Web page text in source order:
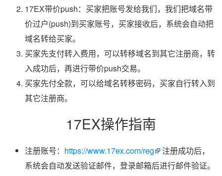
17EX带价push：买家把账号发给我们，我们把域名带
价过户(push)到买家账号，买家接收后，系统会自动把
域名转给买家。
买家先支付转入费用，可以转移域名到其它注册商，转
入成功后，再进行带价push交易。
买家先付全款，可以给域名转移密码，买家自行转入到
其它注册商。
17EX操作指南
注册账号： https://www.17ex.com/reg
注册成功后，
系统会自动发送验证邮件，登录邮箱后进行邮件验证。